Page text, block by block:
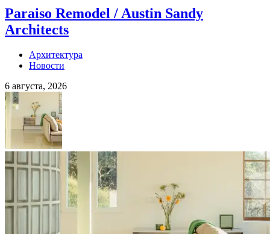
Paraiso Remodel / Austin Sandy
Architects
Архитектура
Новости
6 августа, 2026